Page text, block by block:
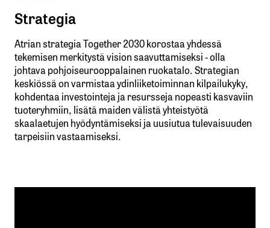
Strategia
Atrian strategia Together 2030 korostaa yhdessä
tekemisen merkitystä vision saavuttamiseksi - olla
johtava pohjoiseurooppalainen ruokatalo. Strategian
keskiössä on varmistaa ydinliiketoiminnan kilpailukyky,
kohdentaa investointeja ja resursseja nopeasti kasvaviin
tuoteryhmiin, lisätä maiden välistä yhteistyötä
skaalaetujen hyödyntämiseksi ja uusiutua tulevaisuuden
tarpeisiin vastaamiseksi.